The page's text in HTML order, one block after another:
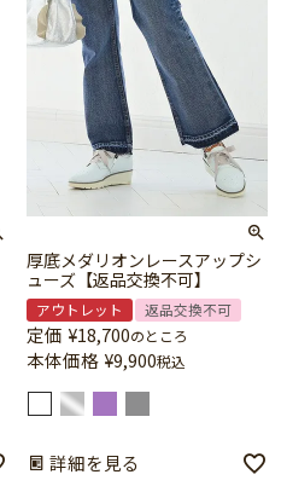
厚底メダリオンレースアップシ
ューズ【返品交換不可】
アウトレット 返品交換不可
定価 ¥18,700のところ
本体価格 ¥9,900税込
詳細を見る